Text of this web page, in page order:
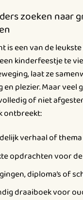
zoeken naar
is een van de
kinderfeestje te
laat ze
plezier. Maar veel
of niet
ontbreekt:
verhaal of thema
opdrachten voor
diploma’s of
draaiboek voor